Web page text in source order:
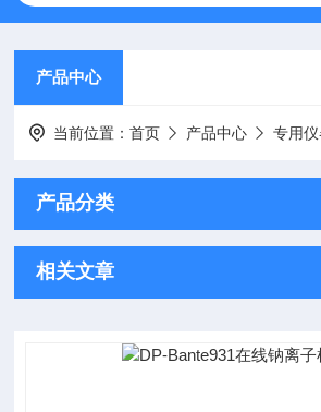
产品中心
当前位置：首页 产品中心 专用
产品分类
相关文章